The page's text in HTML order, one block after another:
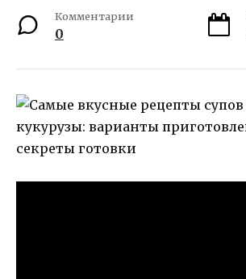
Комментарии
0